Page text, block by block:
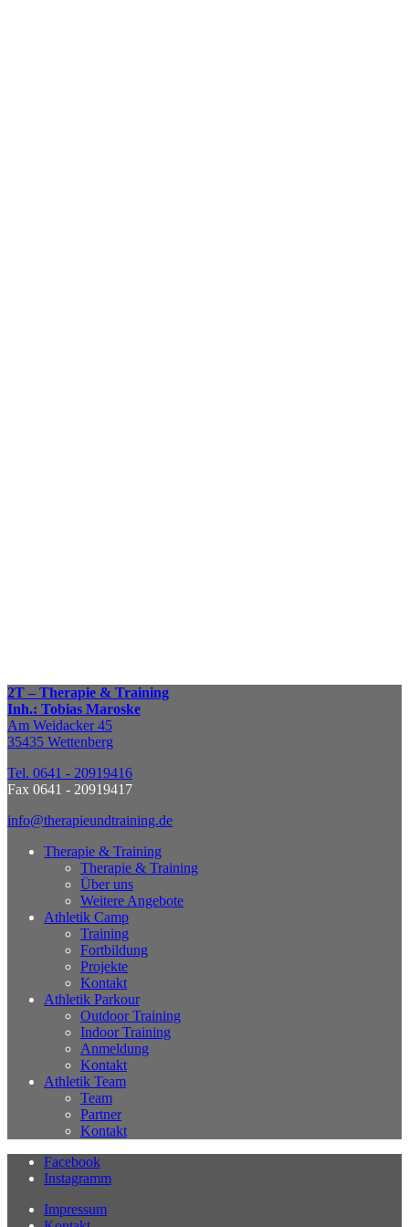
2T – Therapie & Training
Inh.: Tobias Maroske
Am Weidacker 45
35435 Wettenberg
Tel. 0641 - 20919416
Fax 0641 - 20919417
info@therapieundtraining.de
Therapie & Training
Therapie & Training
Über uns
Weitere Angebote
Athletik Camp
Training
Fortbildung
Projekte
Kontakt
Athletik Parkour
Outdoor Training
Indoor Training
Anmeldung
Kontakt
Athletik Team
Team
Partner
Kontakt
Facebook
Instagramm
Impressum